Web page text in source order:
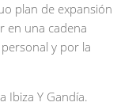
plan de expansión
en una cadena
y por la
Ibiza Y Gandía.